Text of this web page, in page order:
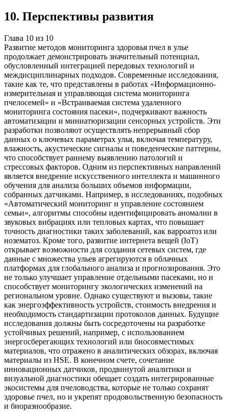
10. Перспективы развития
Глава 10 из 10
Развитие методов мониторинга здоровья пчел в улье
продолжает демонстрировать значительный потенциал,
обусловленный интеграцией передовых технологий и
междисциплинарных подходов. Современные исследования,
такие как те, что представлены в работах «Информационно-
измерительная и управляющая система мониторинга
пчелосемей» и «Встраиваемая система удаленного
мониторинга состояния пасеки», подчеркивают важность
автоматизации и миниатюризации сенсорных устройств. Эти
разработки позволяют осуществлять непрерывный сбор
данных о ключевых параметрах улья, включая температуру,
влажность, акустические сигналы и поведенческие паттерны,
что способствует раннему выявлению патологий и
стрессовых факторов. Одним из перспективных направлений
является внедрение искусственного интеллекта и машинного
обучения для анализа больших объемов информации,
собранных датчиками. Например, в исследованиях, подобных
«Автоматический мониторинг и управление состоянием
семьи», алгоритмы способны идентифицировать аномалии в
звуковых вибрациях или тепловых картах, что повышает
точность диагностики таких заболеваний, как варроатоз или
нозематоз. Кроме того, развитие интернета вещей (IoT)
открывает возможности для создания сетевых систем, где
данные с множества ульев агрегируются в облачных
платформах для глобального анализа и прогнозирования. Это
не только улучшает управление отдельными пасеками, но и
способствует мониторингу экологических изменений на
региональном уровне. Однако существуют и вызовы, такие
как энергоэффективность устройств, стоимость внедрения и
необходимость стандартизации протоколов данных. Будущие
исследования должны быть сосредоточены на разработке
устойчивых решений, например, с использованием
энергосберегающих технологий или биосовместимых
материалов, что отражено в аналитических обзорах, включая
материалы из HSE. В конечном счете, сочетание
инновационных датчиков, продвинутой аналитики и
визуальной диагностики обещает создать интегрированные
экосистемы для пчеловодства, которые не только сохранят
здоровье пчел, но и укрепят продовольственную безопасность
и биоразнообразие.